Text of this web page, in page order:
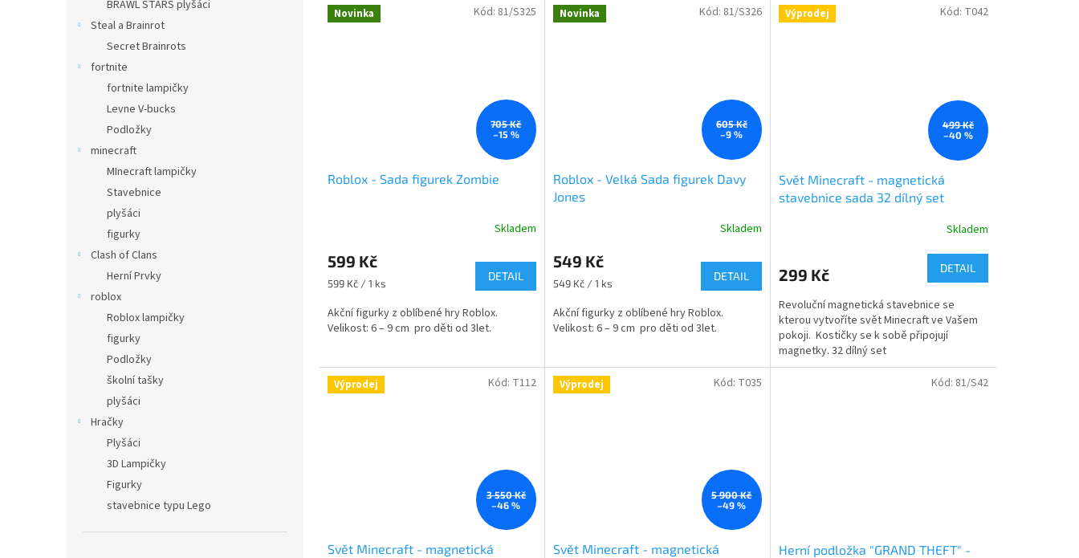
BRAWL STARS plyšáci
Steal a Brainrot
Secret Brainrots
fortnite
fortnite lampičky
Levne V-bucks
Podložky
minecraft
MInecraft lampičky
Stavebnice
plyšáci
figurky
Clash of Clans
Herní Prvky
roblox
Roblox lampičky
figurky
Podložky
školní tašky
plyšáci
Hračky
Plyšáci
3D Lampičky
Figurky
stavebnice typu Lego
Novinka
705 Kč
–15 %
Roblox - Sada figurek Zombie
Skladem
599 Kč
Měrná
599 Kč / 1 ks
DETAIL
Akční figurky z oblíbené hry Roblox.
Velikost: 6 – 9 cm pro děti od 3let.
Kód: 81/S325 Novinka
605 Kč
–9 %
Roblox - Velká Sada figurek Davy
Jones
Skladem
549 Kč
Měrná
549 Kč / 1 ks
DETAIL
Akční figurky z oblíbené hry Roblox.
Velikost: 6 – 9 cm pro děti od 3let.
Kód: 81/S326 Výprodej
499 Kč
–40 %
Svět Minecraft - magnetická
stavebnice sada 32 dílný set
je
z
5
hvězdiček.
Skladem
299 Kč DETAIL
Revoluční magnetická stavebnice se
kterou vytvoříte svět Minecraft ve Vašem
pokoji. Kostičky se k sobě připojují
magnetky. 32 dílný set
Kód: T042
Výprodej
3 550 Kč
–46 %
Svět Minecraft - magnetická
Kód: T112 Výprodej
5 900 Kč
–49 %
Svět Minecraft - magnetická
Kód: T035
Herní podložka "GRAND THEFT" -
Kód: 81/S42